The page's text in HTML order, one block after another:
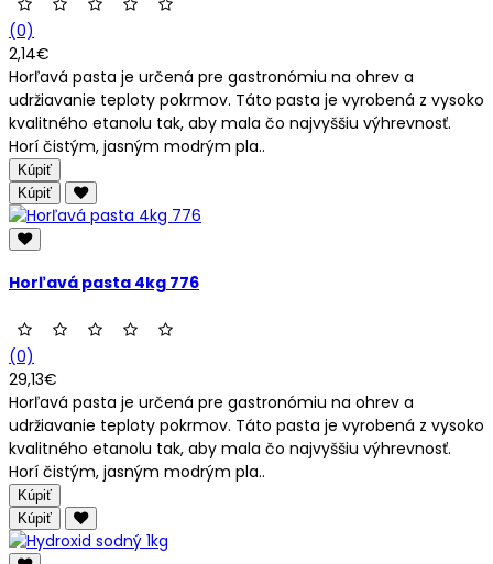
(0)
2,14€
Horľavá pasta je určená pre gastronómiu na ohrev a
udržiavanie teploty pokrmov. Táto pasta je vyrobená z vysoko
kvalitného etanolu tak, aby mala čo najvyššiu výhrevnosť.
Horí čistým, jasným modrým pla..
Kúpiť
Kúpiť
Horľavá pasta 4kg 776
(0)
29,13€
Horľavá pasta je určená pre gastronómiu na ohrev a
udržiavanie teploty pokrmov. Táto pasta je vyrobená z vysoko
kvalitného etanolu tak, aby mala čo najvyššiu výhrevnosť.
Horí čistým, jasným modrým pla..
Kúpiť
Kúpiť